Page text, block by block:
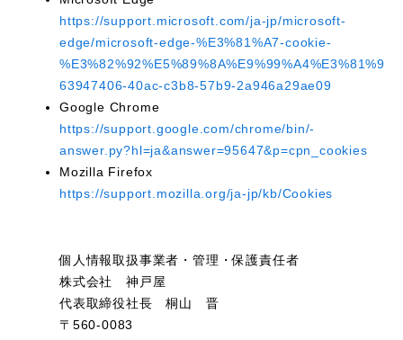
https://support.microsoft.com/ja-jp/microsoft-
edge/microsoft-edge-%E3%81%A7-cookie-
63947406-40ac-c3b8-57b9-2a946a29ae09
Google Chrome
https://support.google.com/chrome/bin/-
answer.py?hl=ja&answer=95647&p=cpn_cookies
Mozilla Firefox
https://support.mozilla.org/ja-jp/kb/Cookies
個人情報取扱事業者・管理・保護責任者
株式会社 神戸屋
代表取締役社長 桐山 晋
〒560-0083